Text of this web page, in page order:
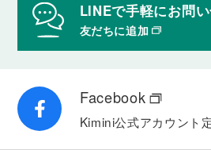
LINEで手軽にお問
友だちに追加
Facebook
Kimini公式アカウント